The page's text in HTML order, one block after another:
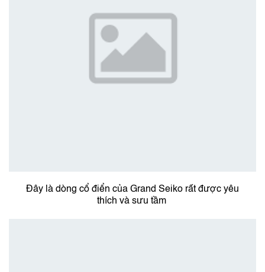
Đây là dòng cổ điển của Grand Seiko rất được yêu
thích và sưu tầm